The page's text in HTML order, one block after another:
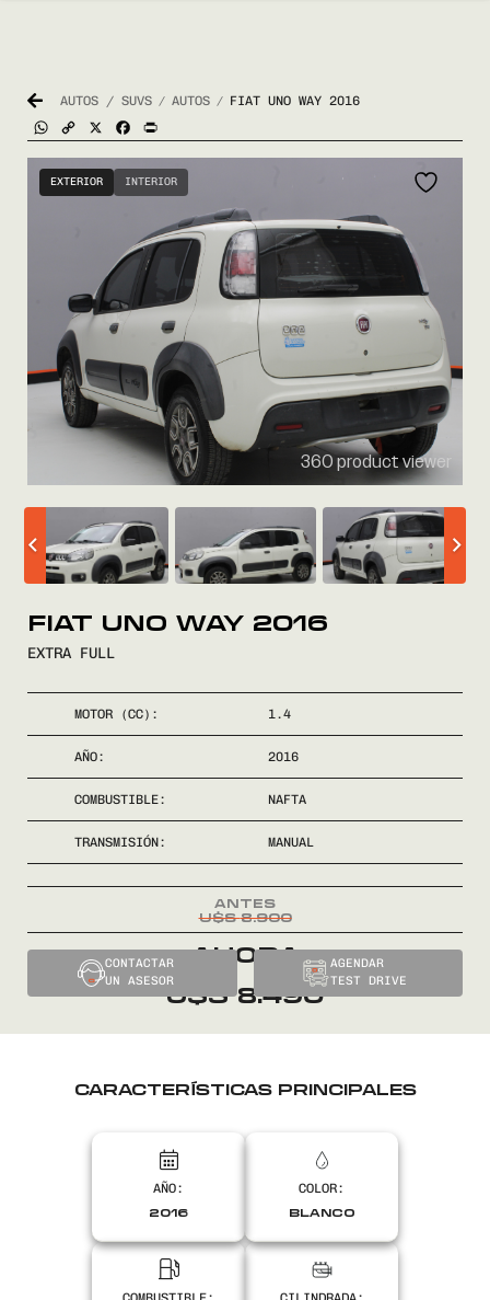
COMPRÁ
VENDÉ
NOSOTROS
CONTACTO
08002525
AUTOS / SUVS / AUTOS / FIAT UNO WAY 2016
WhatsApp
Copy
Link
Facebook
EXTERIOR INTERIOR
360 product viewer
FIAT UNO WAY 2016
EXTRA FULL
MOTOR (CC): 1.4
AÑO: 2016
COMBUSTIBLE: NAFTA
TRANSMISIÓN: MANUAL
U$S8.900
El
precio
original
8.900.
U$S8.490El
precio
U$S
8.490.
CONTACTAR
UN ASESOR
AGENDAR
TEST DRIVE
CARACTERÍSTICAS PRINCIPALES
AÑO:
2016
COLOR:
BLANCO